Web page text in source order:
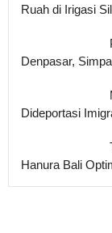
Ruah di Irigasi
Denpasar,
Dideportasi
Hanura Bali